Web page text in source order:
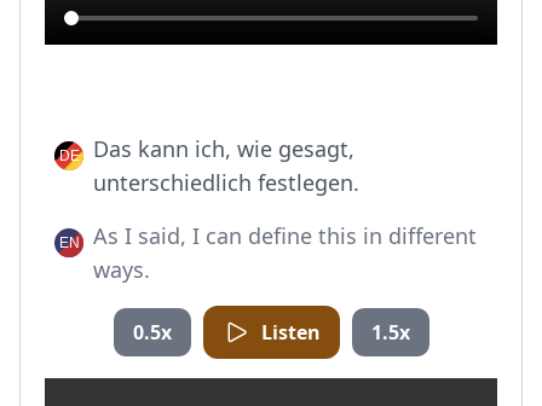
Das kann ich, wie gesagt,
unterschiedlich festlegen.
As I said, I can define this in different
ways.
0.5x Listen 1.5x